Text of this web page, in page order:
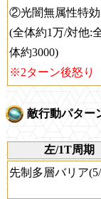
②光闇無属性特効
(全体約1万/対他:
体約3000)
※2ターン後怒り
敵行動パター
左/1T周期
先制多層バリア